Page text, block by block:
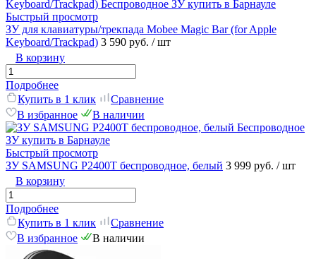
Быстрый просмотр
ЗУ для клавиатуры/трекпада Mobee Magic Bar (for Apple
Keyboard/Trackpad) 3 590 руб. / шт
В корзину
Подробнее
Купить в 1 клик
Сравнение
В избранное
В наличии
Быстрый просмотр
ЗУ SAMSUNG P2400T беспроводное, белый 3 999 руб. / шт
В корзину
Подробнее
Купить в 1 клик
Сравнение
В избранное
В наличии